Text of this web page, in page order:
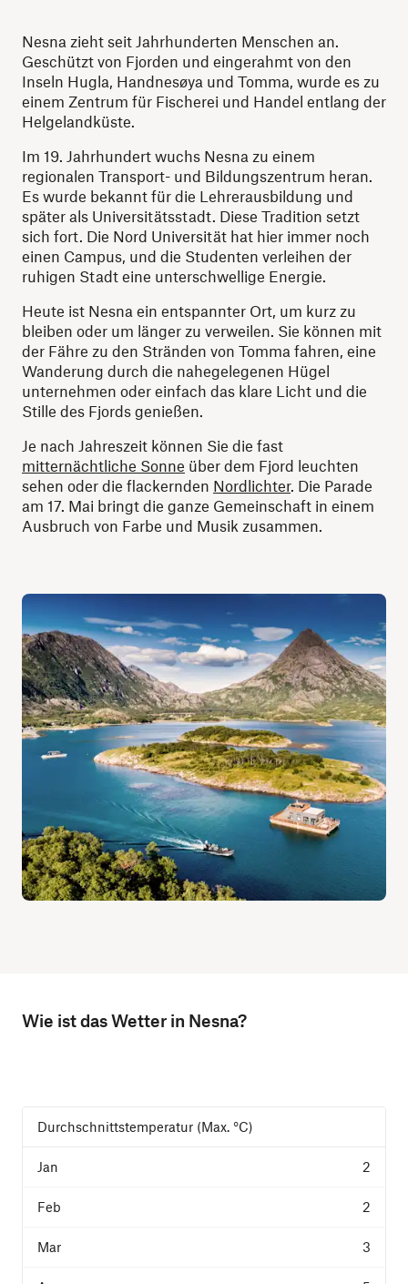
Nesna zieht seit Jahrhunderten Menschen an.
Geschützt von Fjorden und eingerahmt von den
Inseln Hugla, Handnesøya und Tomma, wurde es zu
einem Zentrum für Fischerei und Handel entlang der
Helgelandküste.
Im 19. Jahrhundert wuchs Nesna zu einem
regionalen Transport- und Bildungszentrum heran.
Es wurde bekannt für die Lehrerausbildung und
später als Universitätsstadt. Diese Tradition setzt
sich fort. Die Nord Universität hat hier immer noch
einen Campus, und die Studenten verleihen der
ruhigen Stadt eine unterschwellige Energie.
Heute ist Nesna ein entspannter Ort, um kurz zu
bleiben oder um länger zu verweilen. Sie können mit
der Fähre zu den Stränden von Tomma fahren, eine
Wanderung durch die nahegelegenen Hügel
unternehmen oder einfach das klare Licht und die
Stille des Fjords genießen.
Je nach Jahreszeit können Sie die fast
mitternächtliche Sonne über dem Fjord leuchten
sehen oder die flackernden Nordlichter. Die Parade
am 17. Mai bringt die ganze Gemeinschaft in einem
Ausbruch von Farbe und Musik zusammen.
Wie ist das Wetter in Nesna?
Durchschnittstemperatur (Max. °C)
2
2
3